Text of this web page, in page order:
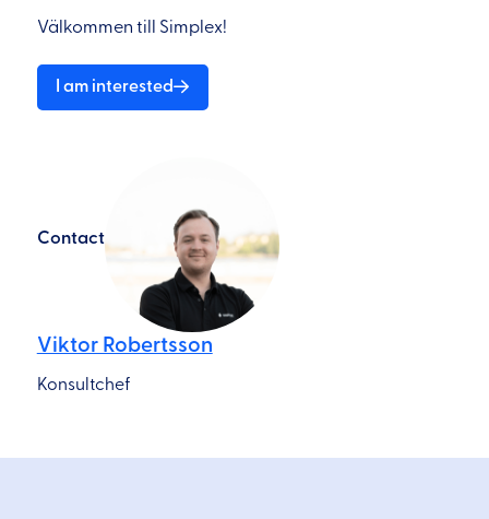
Välkommen till Simplex!
I am interested
Contact
Viktor Robertsson
Konsultchef